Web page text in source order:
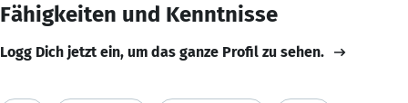
Fähigkeiten und Kenntnisse
Logg Dich jetzt ein, um das ganze Profil zu sehen.